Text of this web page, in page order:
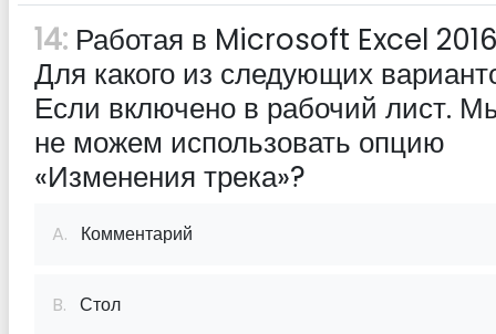
14: Работая в Microsoft Excel
Для какого из следующих
Если включено в рабочий лист.
не можем использовать опцию
«Изменения трека»?
A. Комментарий
B. Стол